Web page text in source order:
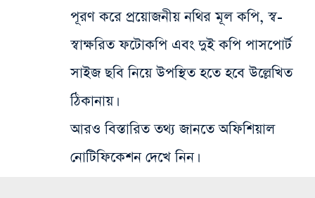
পূরণ করে প্রয়োজনীয় নথির মূল কপি, স্ব-
স্বাক্ষরিত ফটোকপি এবং দুই কপি পাসপোর্ট
সাইজ ছবি নিয়ে উপস্থিত হতে হবে উল্লেখিত
ঠিকানায়।
আরও বিস্তারিত তথ্য জানতে অফিশিয়াল
নোটিফিকেশন দেখে নিন।